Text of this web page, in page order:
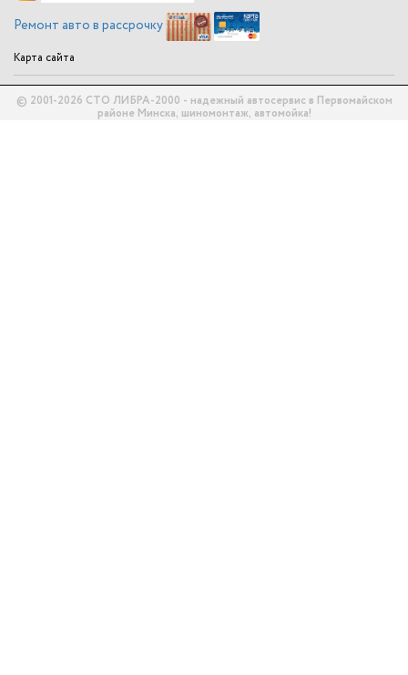
Ремонт авто в рассрочку
Карта сайта
© 2001-2026 СТО ЛИБРА-2000 - надежный автосервис в Первомайском
районе Минска, шиномонтаж, автомойка!